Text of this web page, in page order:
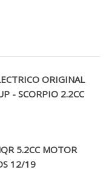
ORIGINAL
- SCORPIO 2.2CC
5.2CC MOTOR
12/19